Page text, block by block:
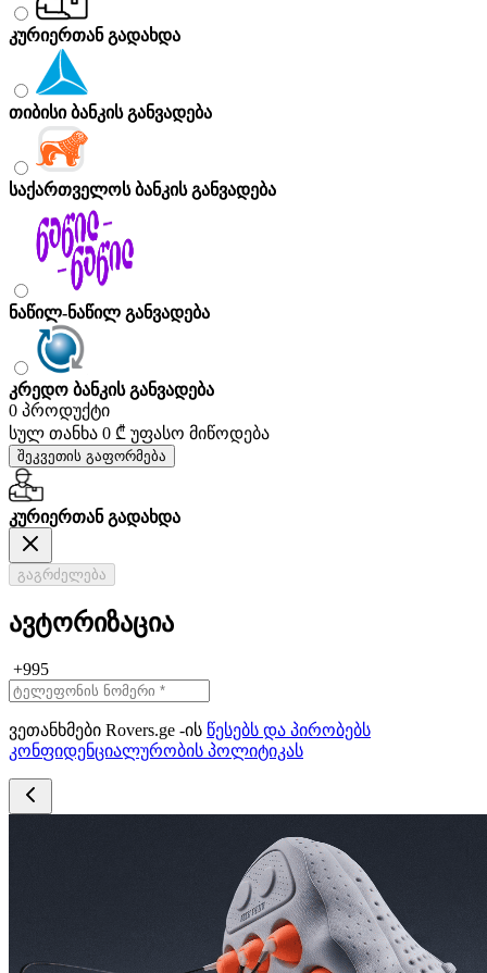
კურიერთან გადახდა
თიბისი ბანკის განვადება
საქართველოს ბანკის განვადება
ნაწილ-ნაწილ განვადება
კრედო ბანკის განვადება
0 პროდუქტი
სულ თანხა 0 ₾ უფასო მიწოდება
შეკვეთის გაფორმება
კურიერთან გადახდა
გაგრძელება
ავტორიზაცია
+995
ვეთანხმები Rovers.ge -ის წესებს და პირობებს
კონფიდენციალურობის პოლიტიკას